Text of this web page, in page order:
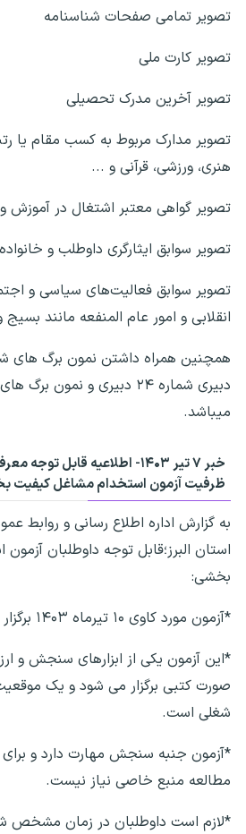
تصویر تمامی صفحات شناسنامه
تصویر کارت ملی
تصویر آخرین مدرک تحصیلی
تصویر مدارک مربوط به کسب مقام یا
هنری، ورزشی، قرآنی و ...
تصویر گواهی معتبر اشتغال در آموزش
تصویر سوابق ایثارگری داوطلب و
تصویر سوابق فعالیت‌های سیاسی و
انقلابی و امور عام المنفعه مانند
دبیری شماره ۲۴ دبیری و
میباشد.
خبر ۷ تیر ۱۴۰۳- اطلاعیه قابل
ظرفیت آزمون استخدام مشاغل کیفیت
به گزارش اداره اطلاع رسانی و روابط
استان البرز؛قابل توجه داوطلبان
بخشی:
*آزمون مورد کاوی ۱۰ تیرماه ۱۴۰۳ برگزار می‌گردد.
*این آزمون یکی از ابزارهای سنجش و
صورت کتبی برگزار می شود و یک
شغلی است.
*آزمون جنبه سنجش مهارت دارد و
مطالعه منبع خاصی نیاز نیست.
*لازم است داوطلبان در زمان مشخص